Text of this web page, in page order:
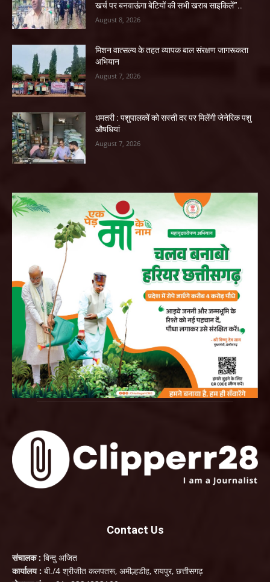
खर्च पर बनवाऊंगा बेटियों की सभी खराब साइकिलें”..
August 8, 2026
मिशन वात्सल्य के तहत व्यापक बाल संरक्षण जागरूकता
अभियान
August 7, 2026
धमतरी : पशुपालकों को सस्ती दर पर मिलेंगी जेनेरिक पशु
औषधियां
August 7, 2026
Contact Us
संचालक : बिन्दु अजित
कार्यालय : बी./4 श्रीजीत कलपतरू, अमील्हडीह, रायपुर, छत्तीसगढ़